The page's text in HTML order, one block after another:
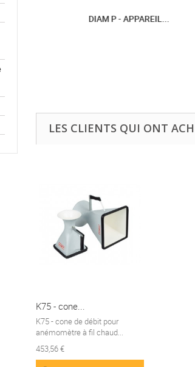
DIAM P - APPAREIL...
LES CLIENTS QUI ONT
K75 - cone...
K75 - cone de débit pour
anémomètre à fil chaud...
453,56 €